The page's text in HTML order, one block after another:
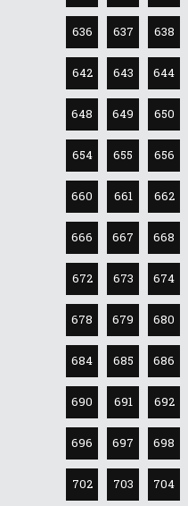
636 637 638
642 643 644
648 649 650
654 655 656
660 661 662
666 667 668
672 673 674
678 679 680
684 685 686
690 691 692
696 697 698
702 703 704